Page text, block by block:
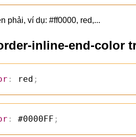
phải, ví dụ: #ff0000, red,...
inline-end-color
: red ;
: #0000FF ;